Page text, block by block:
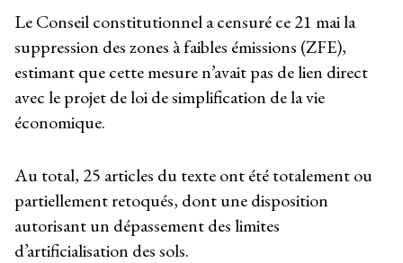
Le Conseil constitutionnel a censuré ce 21 mai la
suppression des zones à faibles émissions (ZFE),
estimant que cette mesure n’avait pas de lien direct
avec le projet de loi de simplification de la vie
économique.
Au total, 25 articles du texte ont été totalement ou
partiellement retoqués, dont une disposition
autorisant un dépassement des limites
d’artificialisation des sols.